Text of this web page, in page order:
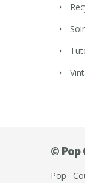
© Pop
Pop